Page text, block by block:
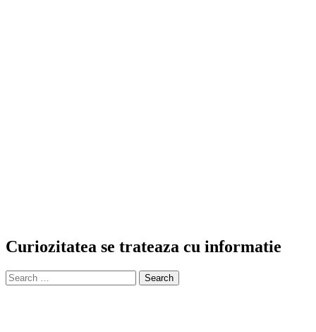
Curiozitatea se trateaza cu informatie
Search
for: